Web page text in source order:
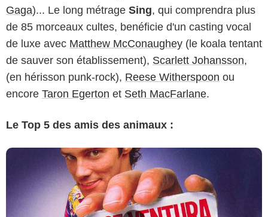
Gaga)... Le long métrage Sing, qui comprendra plus
de 85 morceaux cultes, benéficie d'un casting vocal
de luxe avec Matthew McConaughey (le koala tentant
de sauver son établissement), Scarlett Johansson,
(en hérisson punk-rock), Reese Witherspoon ou
encore Taron Egerton et Seth MacFarlane.
Le Top 5 des amis des animaux :